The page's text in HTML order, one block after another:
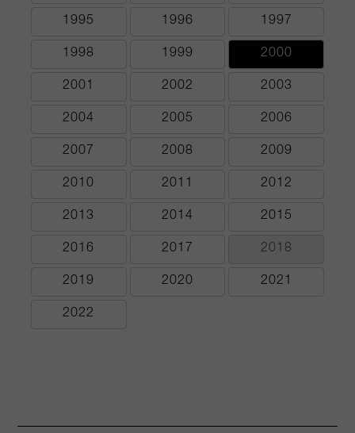
1995 1996 1997
1998 1999 2000
2001 2002 2003
2004 2005 2006
2007 2008 2009
2010 2011 2012
2013 2014 2015
2016 2017 2018
2019 2020 2021
2022